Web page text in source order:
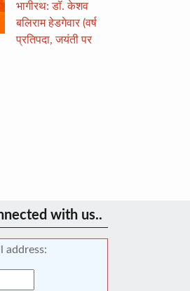
भागीरथ: डॉ. केशव
बलिराम हेडगेवार (वर्ष
प्रतिपदा, जयंती पर
with us..
address: